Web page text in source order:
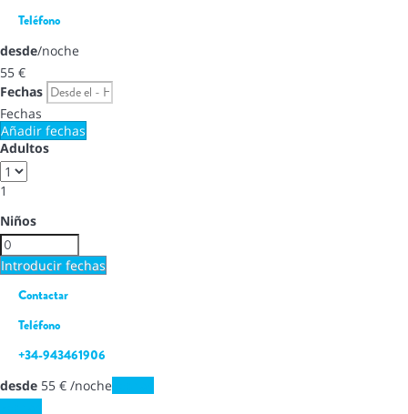
Teléfono
desde/noche
55 €
Fechas
Fechas
Añadir fechas
Adultos
1
Niños
Introducir fechas
Contactar
Teléfono
+34-943461906
desde 55 € /noche